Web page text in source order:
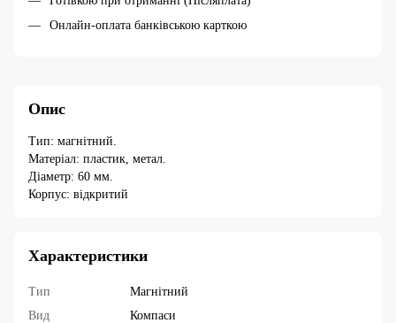
Онлайн-оплата банківською карткою
Опис
Тип: магнітний.
Матеріал: пластик, метал.
Діаметр: 60 мм.
Корпус: відкритий
Характеристики
Тип
Магнітний
Вид
Компаси